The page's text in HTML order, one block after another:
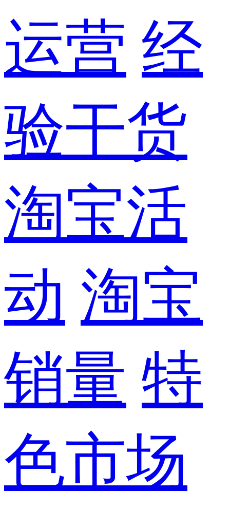
运营 经
验干货
淘宝活
动 淘宝
销量 特
色市场